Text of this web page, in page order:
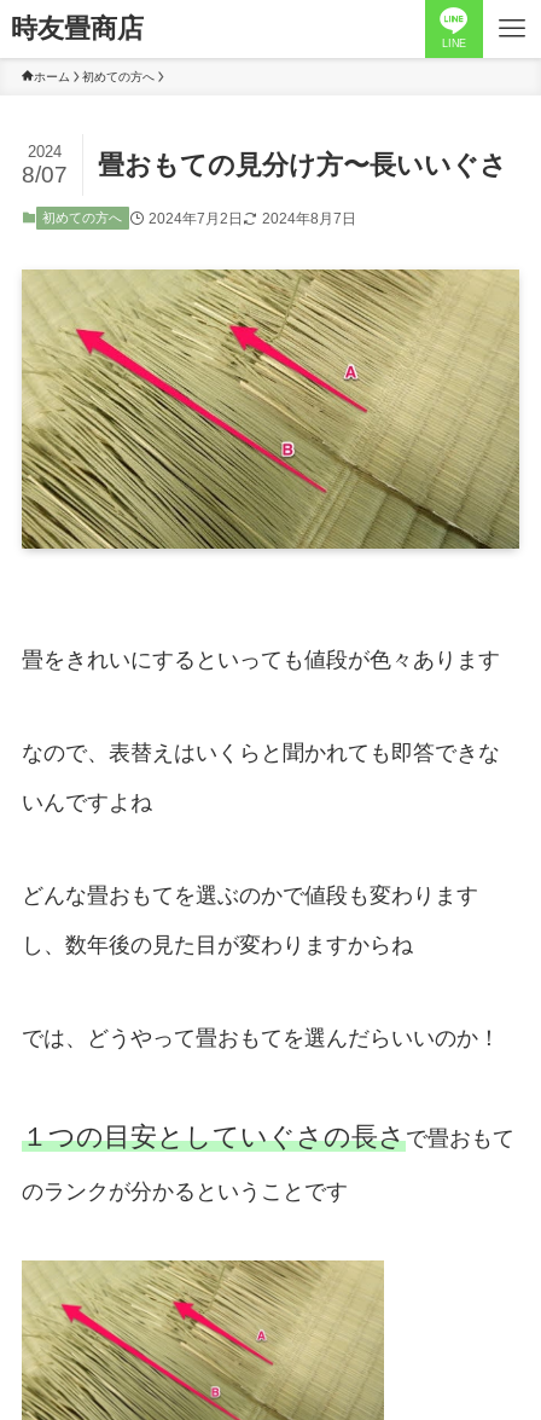
時友畳商店 LINE
ホーム 初めての方へ
畳おもての見分け方〜長いいぐさ
2024
8/07
初めての方へ 2024年7月2日 2024年8月7日
畳をきれいにするといっても値段が色々あります
なので、表替えはいくらと聞かれても即答できな
いんですよね
どんな畳おもてを選ぶのかで値段も変わります
し、数年後の見た目が変わりますからね
では、どうやって畳おもてを選んだらいいのか！
１つの目安としていぐさの長さで畳おもて
のランクが分かるということです